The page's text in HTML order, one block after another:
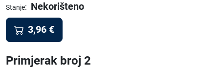
Stanje: Nekorišteno
3,96 €
Primjerak broj 2